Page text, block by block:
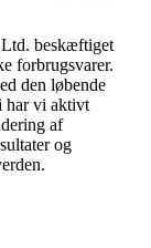
beskæftiget
forbrugsvarer.
den løbende
har vi aktivt
af
og